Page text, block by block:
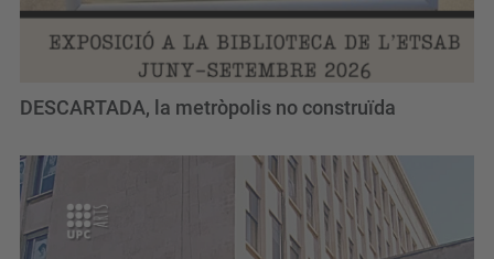
DESCARTADA, la metròpolis no construïda